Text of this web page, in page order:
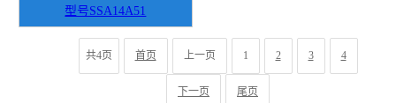
型号SSA14A51
共4页 首页 上一页 1 2 3 4
下一页 尾页